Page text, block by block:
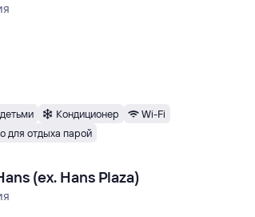
Кондиционер
Wi-Fi
для отдыха парой
(ех. Hans Plaza)